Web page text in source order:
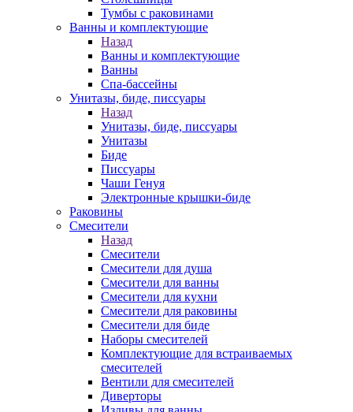
Тумбы с раковинами
Ванны и комплектующие
Назад
Ванны и комплектующие
Ванны
Спа-бассейны
Унитазы, биде, писсуары
Назад
Унитазы, биде, писсуары
Унитазы
Биде
Писсуары
Чаши Генуя
Электронные крышки-биде
Раковины
Смесители
Назад
Смесители
Смесители для душа
Смесители для ванны
Смесители для кухни
Смесители для раковины
Смесители для биде
Наборы смесителей
Комплектующие для встраиваемых
смесителей
Вентили для смесителей
Диверторы